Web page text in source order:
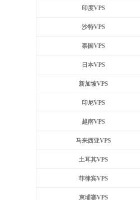
印度VPS
沙特VPS
泰国VPS
日本VPS
新加坡VPS
印尼VPS
越南VPS
马来西亚VPS
土耳其VPS
菲律宾VPS
柬埔寨VPS